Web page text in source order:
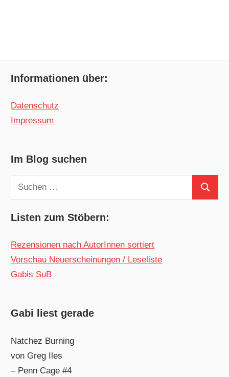
Informationen über:
Datenschutz
Impressum
Im Blog suchen
Suchen
nach:
Suchen
Listen zum Stöbern:
Rezensionen nach AutorInnen sortiert
Vorschau Neuerscheinungen / Leseliste
Gabis SuB
Gabi liest gerade
Natchez Burning
von Greg Iles
– Penn Cage #4